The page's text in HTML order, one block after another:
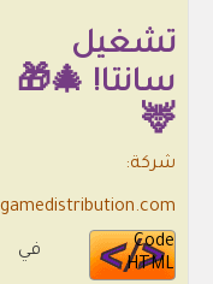
تشغيل
سانتا! 🎄🎁
🦌
شركة:
gamedistribution.com
Code
HTML
في